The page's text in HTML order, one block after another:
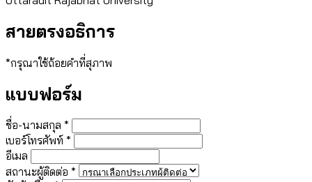
สายตรงอธิการ
*กรุณาใช้ถ้อยคำที่สุภาพ
แบบฟอร์ม
ชื่อ-นามสกุล *
เบอร์โทรศัพท์ *
อีเมล
สถานะผู้ติดต่อ *